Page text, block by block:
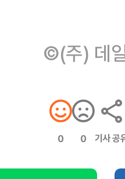
©(주) 데
0 0 기사 공